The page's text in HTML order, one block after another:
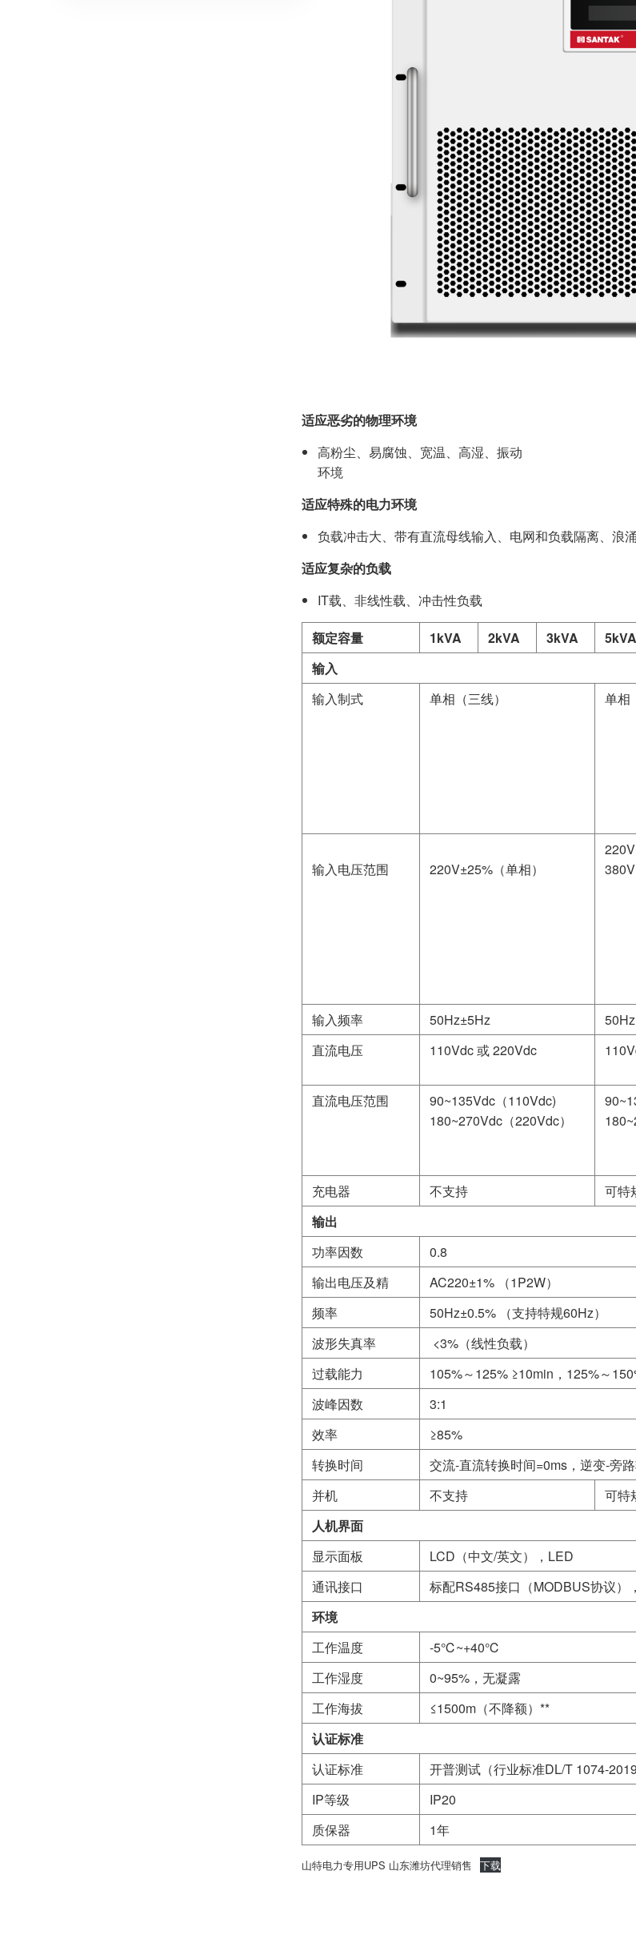
适应恶劣的物理环境
高粉尘、易腐蚀、宽温、高湿、振动
环境
适应特殊的电力环境
负载冲击大、带有直流母线输入、电网和负载隔离、浪
适应复杂的负载
IT载、非线性载、冲击性负载
额定容量 1kVA 2kVA 3kVA 5kVA
输入
输入制式
单相（三线） 单相
输入电压范围 220V±25%（单相）
输入频率
50Hz±5Hz
直流电压
110Vdc 或 220Vdc
直流电压范围
90~135Vdc（110Vdc)
180~270Vdc（220Vdc）
充电器
不支持
可特
输出
功率因数
0.8
输出电压及精
AC220±1% （1P2W）
频率
50Hz±0.5% （支持特规60Hz）
波形失真率
<3%（线性负载）
过载能力
105%～125% ≥10min，125%～
波峰因数
3:1
效率
≥85%
转换时间
交流-直流转换时间=0ms，逆变-旁
并机
不支持
可特
人机界面
显示面板
LCD（中文/英文），LED
通讯接口
标配RS485接口（MODBUS协议
环境
工作温度
-5℃~+40℃
工作湿度
0~95%，无凝露
工作海拔
≤1500m（不降额）**
认证标准
认证标准
开普测试（行业标准DL/T 1074-
IP等级
IP20
质保器
1年
山特电力专用UPS 山东潍坊代理销售 下载